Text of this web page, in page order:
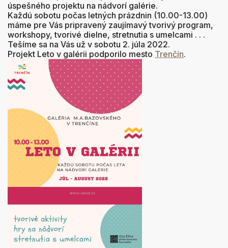
úspešného projektu na nádvorí galérie.
Každú sobotu počas letných prázdnin (10.00-13.00)
máme pre Vás pripravený zaujímavý tvorivý program,
workshopy, tvorivé dielne, stretnutia s umelcami . . .
Tešíme sa na Vás už v sobotu 2. júla 2022.
Projekt Leto v galérii podporilo mesto Trenčín.